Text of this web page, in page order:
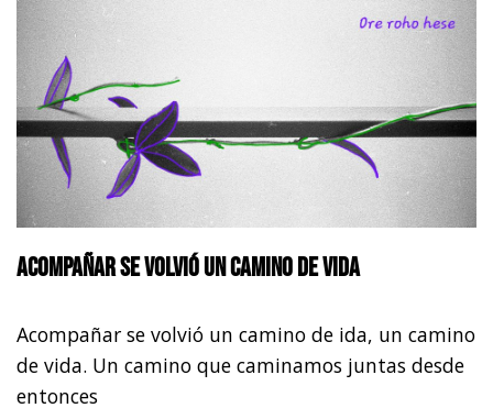
Acompañar se volvió un camino de vida
Acompañar se volvió un camino de ida, un camino
de vida. Un camino que caminamos juntas desde
entonces